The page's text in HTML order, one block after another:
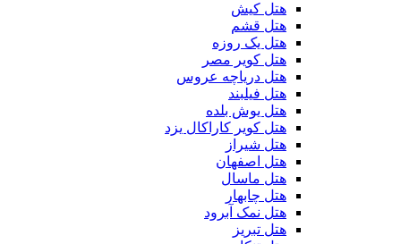
هتل کیش
هتل قشم
هتل یک روزه
هتل کویر مصر
هتل دریاچه عروس
هتل فیلبند
هتل یوش بلده
هتل کویر کاراکال یزد
هتل شیراز
هتل اصفهان
هتل ماسال
هتل چابهار
هتل نمک آبرود
هتل تبریز